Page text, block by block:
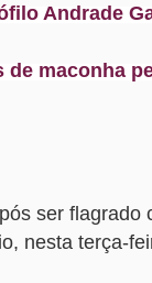
Andrade
maconha
ser flagrado
nesta terça-